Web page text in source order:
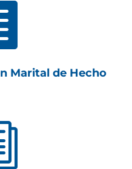
Marital de Hecho